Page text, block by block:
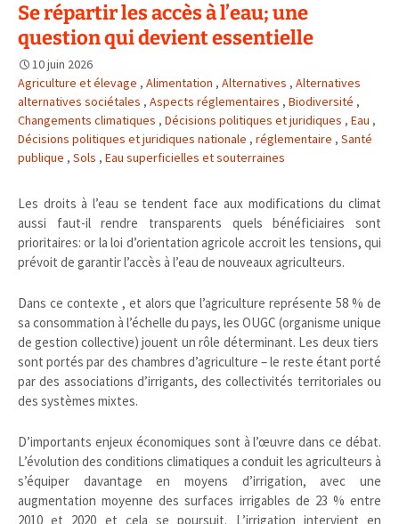
Se répartir les accès à l’eau; une
question qui devient essentielle
10 juin 2026
Agriculture et élevage , Alimentation , Alternatives , Alternatives
alternatives sociétales , Aspects réglementaires , Biodiversité ,
Changements climatiques , Décisions politiques et juridiques , Eau ,
Décisions politiques et juridiques nationale , réglementaire , Santé
publique , Sols , Eau superficielles et souterraines
Les droits à l’eau se tendent face aux modifications du climat
aussi faut-il rendre transparents quels bénéficiaires sont
prioritaires: or la loi d’orientation agricole accroit les tensions, qui
prévoit de garantir l’accès à l’eau de nouveaux agriculteurs.
Dans ce contexte , et alors que l’agriculture représente 58 % de
sa consommation à l’échelle du pays, les OUGC (organisme unique
de gestion collective) jouent un rôle déterminant. Les deux tiers
sont portés par des chambres d’agriculture – le reste étant porté
par des associations d’irrigants, des collectivités territoriales ou
des systèmes mixtes.
D’importants enjeux économiques sont à l’œuvre dans ce débat.
L’évolution des conditions climatiques a conduit les agriculteurs à
s’équiper davantage en moyens d’irrigation, avec une
augmentation moyenne des surfaces irrigables de 23 % entre
2010 et 2020 et cela se poursuit. L’irrigation intervient en